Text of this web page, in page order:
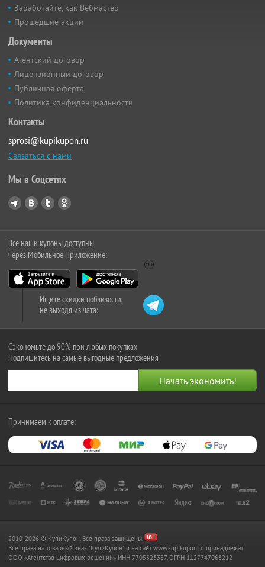
Заработайте, как Вебмастер
Прошедшие акции
Документы
Агентский договор
Лицензионный договор
Публичная оферта
Политика конфиденциальности
Контакты
sprosi@kupikupon.ru
Связаться с нами
Мы в Соцсетях
Все наши купоны доступны
через Мобильное Приложение:
Ищите скидки поблизости,
не выходя из чата:
Сэкономьте до 90% при любых покупках
Подпишитесь на самые выгодные предложения
Принимаем к оплате:
2010-2026 © КупиКупон. Все права защищены.
Все права на товарный знак "КупиКупон" и на сайт www.kupikupon.ru принадлежат
OOO «Агентство цифровых решений» ИНН 7705523387, ОГРН 1127747063212